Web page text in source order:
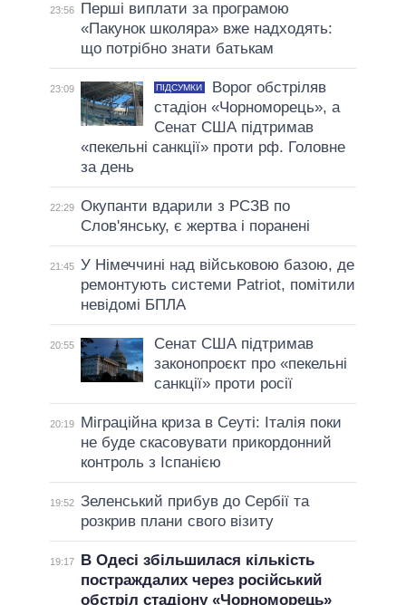
23:56
Перші виплати за програмою
«Пакунок школяра» вже надходять:
що потрібно знати батькам
23:09 ПІДСУМКИ
Ворог обстріляв
стадіон «Чорноморець», а
Сенат США підтримав
«пекельні санкції» проти рф. Головне
за день
22:29 Окупанти вдарили з РСЗВ по
Слов'янську, є жертва і поранені
21:45 У Німеччині над військовою базою, де
ремонтують системи Patriot, помітили
невідомі БПЛА
20:55
Сенат США підтримав
законопроєкт про «пекельні
санкції» проти росії
20:19
Міграційна криза в Сеуті: Італія поки
не буде скасовувати прикордонний
контроль з Іспанією
19:52 Зеленський прибув до Сербії та
розкрив плани свого візиту
19:17
В Одесі збільшилася кількість
постраждалих через російський
обстріл стадіону «Чорноморець»